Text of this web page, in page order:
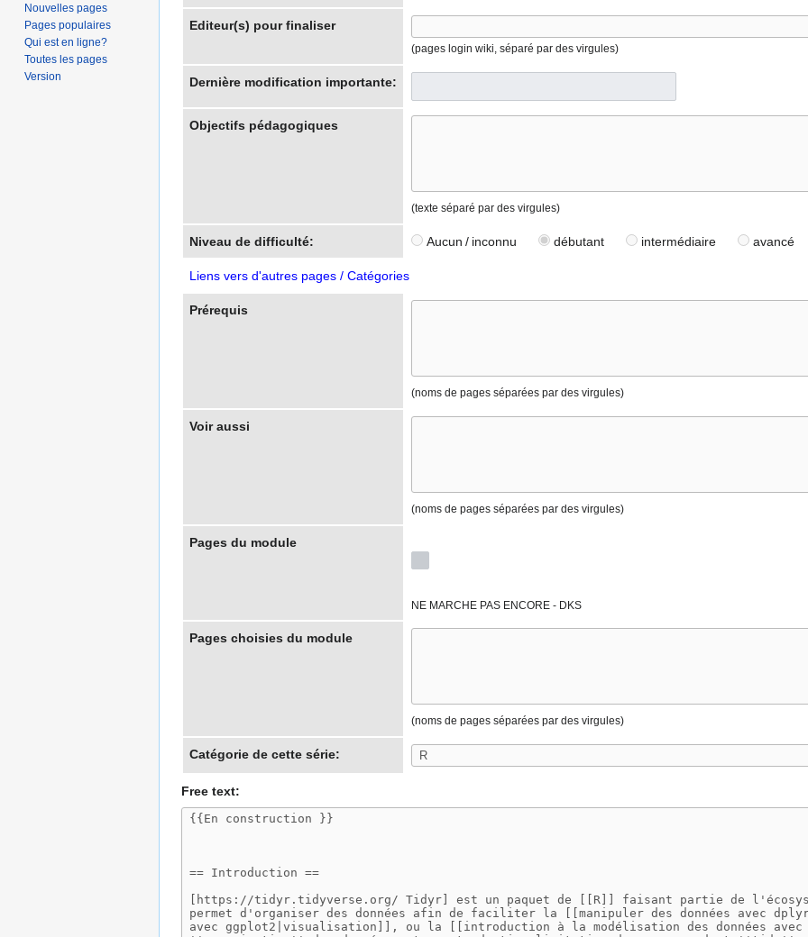
Editeur(s) pour finaliser
(pages login wiki, séparé par des virgules)
Dernière modification importante:
Objectifs pédagogiques
(texte séparé par des virgules)
Niveau de difficulté: Aucun / inconnu débutant intermédiaire avancé
Liens vers d'autres pages / Catégories
Prérequis
(noms de pages séparées par des virgules)
Voir aussi
(noms de pages séparées par des virgules)
Pages du module
NE MARCHE PAS ENCORE - DKS
Pages choisies du module
(noms de pages séparées par des virgules)
Catégorie de cette série:
Free text:
Nouvelles pages
Pages populaires
Qui est en ligne?
Toutes les pages
Version